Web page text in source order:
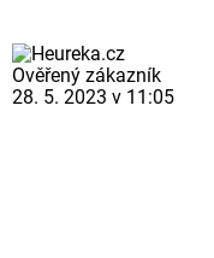
Ověřený zákazník
28. 5. 2023 v 11:05